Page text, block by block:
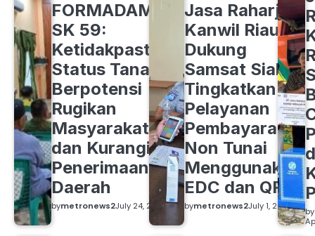
FORMADAM
SK 59:
Ketidakpastian
Status Tanah
Berpotensi
Rugikan
Masyarakat
dan Kurangi
Penerimaan
Daerah
bymetronews2July 24, 2026
Jasa Raharja
Kanwil Riau
Dukung
Samsat Siak
Tingkatkan
Pelayanan
Pembayaran
Non Tunai
Menggunakan
EDC dan QRIS
bymetronews2July 1, 2026 by